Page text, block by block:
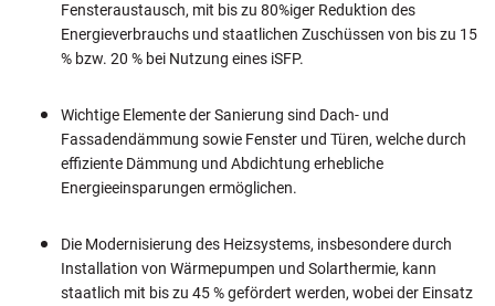
Fensteraustausch, mit bis zu 80%iger Reduktion des
Energieverbrauchs und staatlichen Zuschüssen von bis zu 15
% bzw. 20 % bei Nutzung eines iSFP.
Wichtige Elemente der Sanierung sind Dach- und
Fassadendämmung sowie Fenster und Türen, welche durch
effiziente Dämmung und Abdichtung erhebliche
Energieeinsparungen ermöglichen.
Die Modernisierung des Heizsystems, insbesondere durch
Installation von Wärmepumpen und Solarthermie, kann
staatlich mit bis zu 45 % gefördert werden, wobei der Einsatz